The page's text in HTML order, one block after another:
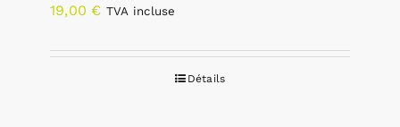
19,00 € TVA incluse
Détails